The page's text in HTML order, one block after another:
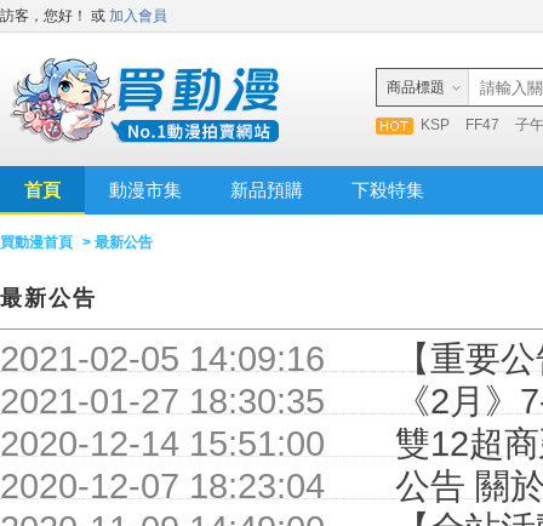
訪客，您好！ 或 加入會員
商品標題
KSP FF47 子
首頁 動漫市集 新品預購 下殺特集
買動漫首頁 > 最新公告
最新公告
2021-02-05 14:09:16
【重要
2021-01-27 18:30:35
《2月
2020-12-14 15:51:00
雙12超
2020-12-07 18:23:04
公告 關